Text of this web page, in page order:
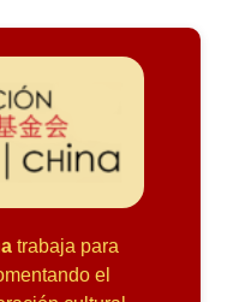
trabaja para
el